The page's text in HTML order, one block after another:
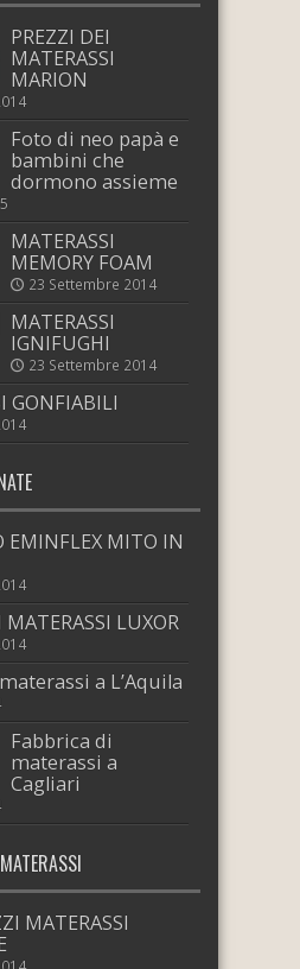
PREZZI DEI
MATERASSI
MARION
Foto di neo papà e
bambini che
dormono assieme
MATERASSI
MEMORY FOAM
23 Settembre 2014
MATERASSI
IGNIFUGHI
23 Settembre 2014
GONFIABILI
EMINFLEX MITO IN
MATERASSI LUXOR
a L’Aquila
Fabbrica di
materassi a
Cagliari
MATERASSI